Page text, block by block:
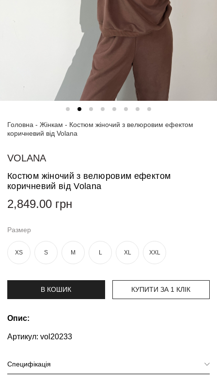
Спортивні
Блузи
сорочки
Сукні
та
костюми
Футболки
та поло
брюки
Топи
боді
Жіночі
Шорти
Головна - Жінкам - Костюм жіночий з велюровим ефектом
коричневий від Volana
VOLANA
Костюм жіночий з велюровим ефектом
коричневий від Volana
2,849.00 грн
Размер
XS S M L XL XXL
В КОШИК КУПИТИ ЗА 1 КЛIК
Опис:
Артикул: vol20233
Специфікація